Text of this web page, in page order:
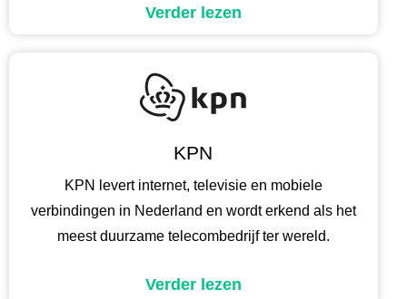
Verder lezen
KPN
KPN levert internet, televisie en mobiele
verbindingen in Nederland en wordt erkend als het
meest duurzame telecombedrijf ter wereld.
Verder lezen